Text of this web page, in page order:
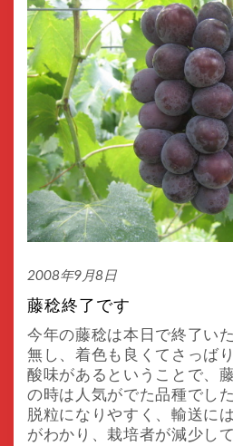
2008年9月8日
藤稔終了です
今年の藤稔は本日で終了い
無し、着色も良くてさっば
酸味があるということで、
の時は人気がでた品種でし
脱粒になりやすく、輸送に
がわかり、栽培者が減少し